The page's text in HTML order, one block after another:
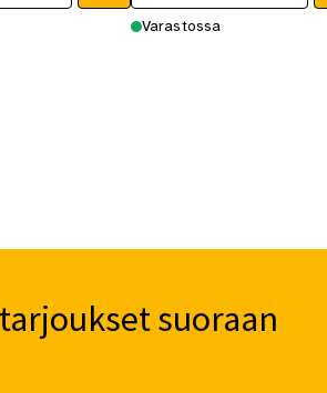
on
useampi
Varastossa
suoraan